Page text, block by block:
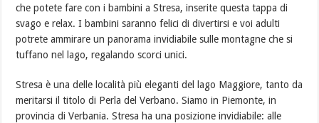
che potete fare con i bambini a Stresa, inserite questa tappa di
svago e relax. I bambini saranno felici di divertirsi e voi adulti
potrete ammirare un panorama invidiabile sulle montagne che si
tuffano nel lago, regalando scorci unici.
Stresa è una delle località più eleganti del lago Maggiore, tanto da
meritarsi il titolo di Perla del Verbano. Siamo in Piemonte, in
provincia di Verbania. Stresa ha una posizione invidiabile: alle